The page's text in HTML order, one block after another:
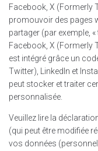
Facebook, X (Formerly
promouvoir des pages
partager (par exemple,
Facebook, X (Formerly
est intégré grâce un
Twitter), LinkedIn et
peut stocker et traiter
personnalisée.
Veuillez lire la
(qui peut être modifiée
vos données